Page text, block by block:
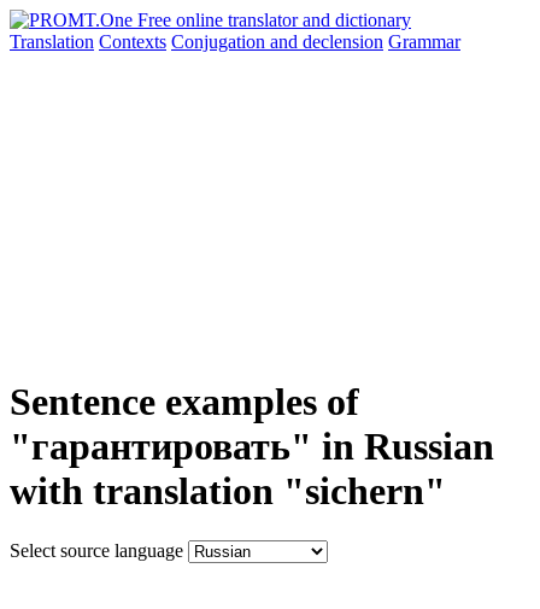
Translation Contexts Conjugation and declension Grammar
Sentence examples of
"гарантировать" in Russian
with translation "sichern"
Select source language